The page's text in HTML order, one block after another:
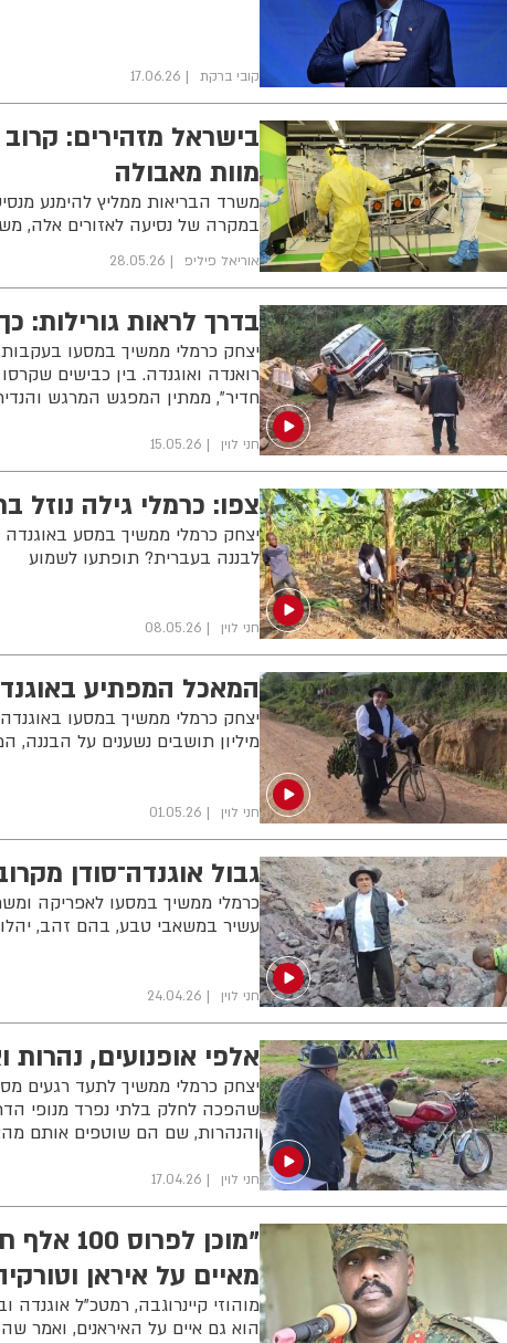
קובי ברקת 17.06.26
מוות מאבולה
משרד הבריאות ממליץ להימנע
במקרה של נסיעה לאזורים אלה,
אוריאל פיליפ 28.05.26
בדרך לראות גורילות:
יצחק כרמלי ממשיך במסעו
רואנדה ואוגנדה. בין כבישים
חדיר”, ממתין המפגש המרגש
חני לוין 15.05.26
צפו: כרמלי גילה נוזל
יצחק כרמלי ממשיך במסע באוגנדה
לבננה בעברית? תופתעו לשמוע
חני לוין 08.05.26
המאכל המפתיע באוגנדה שמאכיל 50
מיליון תושבים נשענים על הבננה,
חני לוין 01.05.26
גבול אוגנדה־סודן
כרמלי ממשיך במסעו לאפריקה
עשיר במשאבי טבע, בהם זהב,
חני לוין 24.04.26
אלפי אופנועים,
יצחק כרמלי ממשיך לתעד רגעים
שהפכה לחלק בלתי נפרד מנופי
והנהרות, שם הם שוטפים אותם
חני לוין 17.04.26
"מוכן
מאיים על איראן
מוהוזי קיינרוגבה, רמטכ"ל אוגנדה
הוא גם איים על האיראנים, ואמר